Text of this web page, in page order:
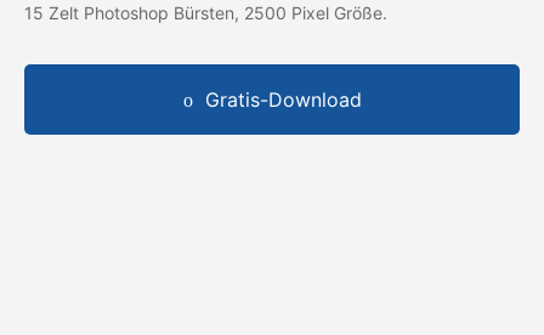
15 Zelt Photoshop Bürsten, 2500 Pixel Größe.
Gratis-Download